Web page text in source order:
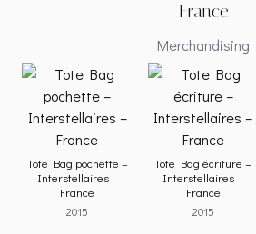
France
Merchandising
Tote Bag pochette –
Interstellaires –
France
2015
Tote Bag écriture –
Interstellaires –
France
2015